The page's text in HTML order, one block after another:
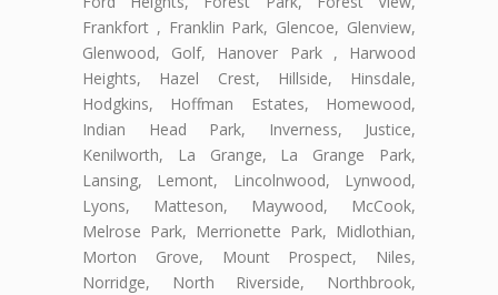
Frankfort , Franklin Park, Glencoe, Glenview,
Glenwood, Golf, Hanover Park , Harwood
Heights, Hazel Crest, Hillside, Hinsdale,
Hodgkins, Hoffman Estates, Homewood,
Indian Head Park, Inverness, Justice,
Kenilworth, La Grange, La Grange Park,
Lansing, Lemont, Lincolnwood, Lynwood,
Lyons, Matteson, Maywood, McCook,
Melrose Park, Merrionette Park, Midlothian,
Morton Grove, Mount Prospect, Niles,
Norridge, North Riverside, Northbrook,